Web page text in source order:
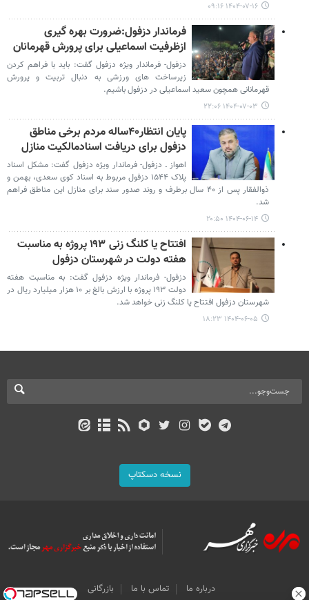
۱۴۰۴-۰۷-۱۶ ۰۹:۱۶
فرماندار دزفول:ضرورت بهره گیری
ازظرفیت اسماعیلی برای پرورش قهرمانان
دزفول- فرماندار ویژه دزفول گفت: باید با فراهم کردن
زیرساخت های ورزشی به دنبال تربیت و پرورش
قهرمانانی همچون سعید اسماعیلی در دزفول باشیم.
۱۴۰۴-۰۷-۰۳ ۲۲:۰۶
پایان انتظار۴۰ساله مردم برخی مناطق
دزفول برای دریافت اسنادمالکیت منازل
اهواز ـ دزفول- فرماندار ویژه دزفول گفت: مشکل اسناد
پلاک ۱۵۴۴ دزفول مربوط به اسناد کوی سعدی، بهمن و
ذوالفقار پس از ۴۰ سال برطرف و روند صدور سند برای منازل این مناطق فراهم
شد.
۱۴۰۴-۰۶-۱۴ ۲۰:۵۰
افتتاح یا کلنگ زنی ۱۹۳ پروژه به مناسبت
هفته دولت در شهرستان دزفول
دزفول- فرماندار ویژه دزفول گفت: به مناسبت هفته
دولت ۱۹۳ پروژه با ارزش بالغ بر ۱۰ هزار میلیارد ریال در
شهرستان دزفول افتتاح یا کلنگ زنی خواهد شد.
۱۴۰۴-۰۶-۰۵ ۱۸:۲۳
نسخه دسکتاپ
درباره ما تماس با ما بازرگانی